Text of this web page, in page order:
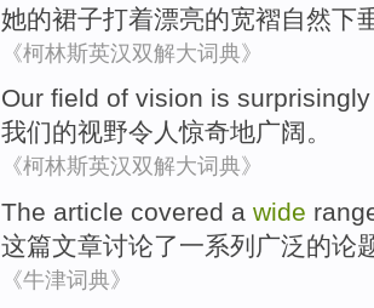
她的裙子打着漂亮的宽褶自然下
《柯林斯英汉双解大词典》
Our field of vision is surprisingly
我们的视野令人惊奇地广阔。
《柯林斯英汉双解大词典》
The article covered a wide
这篇文章讨论了一系列 广泛的论
《牛津词典》